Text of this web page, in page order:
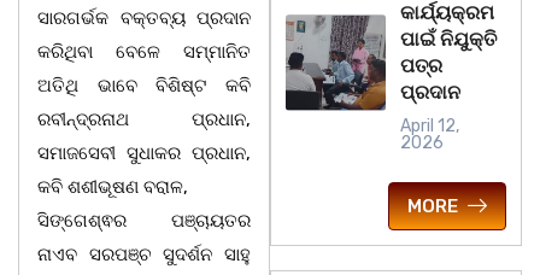
ସାରଗର୍ଭକ ବକ୍ତବ୍ୟ ପ୍ରଦାନ
କରିଥିବା ବେଳେ ସମ୍ମାନିତ
ଅତିଥି ଭାବେ ବିଶିଷ୍ଟ କବି
ରବୀନ୍ଦ୍ରନାଥ ପ୍ରଧାନ,
ସମାଜସେବୀ ସୁଧାକର ପ୍ରଧାନ,
କବି ଶଶୀଭୂଷଣ ବରାଳ,
ସିଙ୍ଗେଶ୍ଵର ପଞ୍ଚାୟତର
ନାଏବ ସରପଞ୍ଚ ସୁଦର୍ଶନ ସାହୁ
କାର୍ଯ୍ୟକ୍ରମ
ପାଇଁ ନିଯୁକ୍ତି
ପତ୍ର
ପ୍ରଦାନ
April 12,
2026
MORE